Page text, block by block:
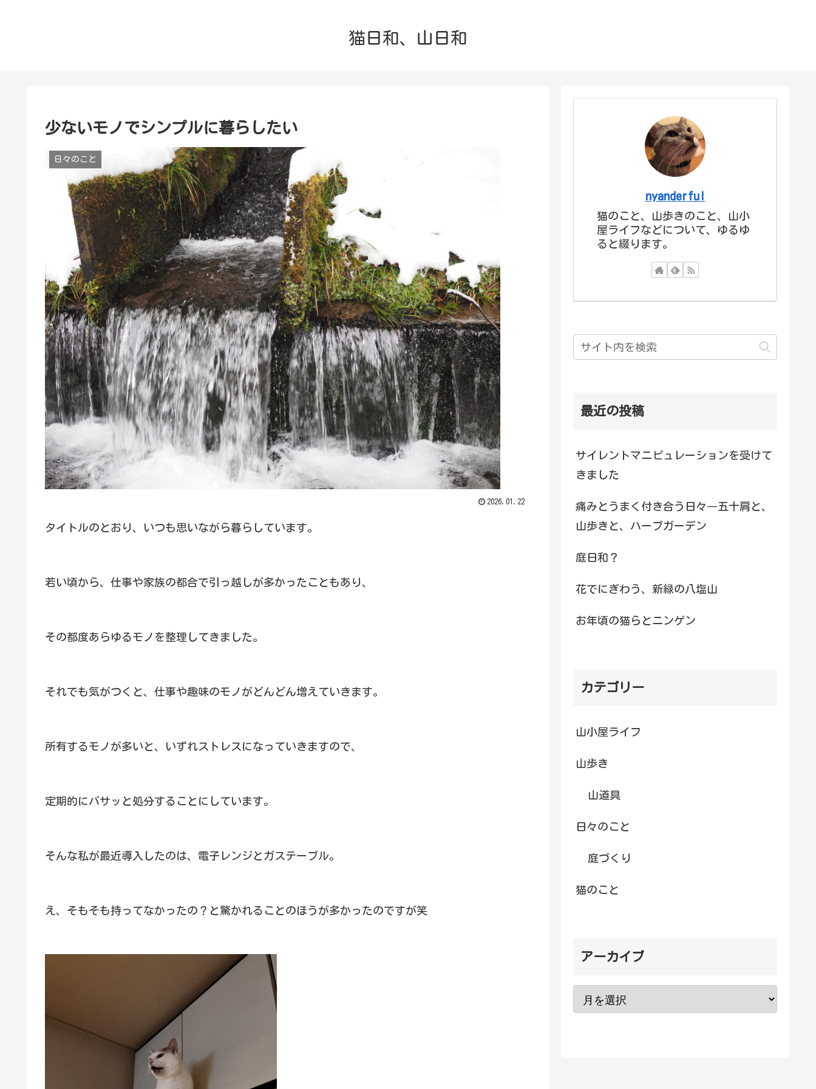
猫日和、山日和
少ないモノでシンプルに暮らしたい
日々のこと
2026.01.22
タイトルのとおり、いつも思いながら暮らしています。
若い頃から、仕事や家族の都合で引っ越しが多かったこともあり、
その都度あらゆるモノを整理してきました。
それでも気がつくと、仕事や趣味のモノがどんどん増えていきます。
所有するモノが多いと、いずれストレスになっていきますので、
定期的にバサッと処分することにしています。
そんな私が最近導入したのは、電子レンジとガステーブル。
え、そもそも持ってなかったの？と驚かれることのほうが多かったのですが笑
nyanderful
猫のこと、山歩きのこと、山小
屋ライフなどについて、ゆるゆ
ると綴ります。
最近の投稿
サイレントマニピュレーションを受けて
きました
痛みとうまく付き合う日々―五十肩と、
山歩きと、ハーブガーデン
庭日和？
花でにぎわう、新緑の八塩山
お年頃の猫らとニンゲン
カテゴリー
山小屋ライフ
山歩き
山道具
日々のこと
庭づくり
猫のこと
アーカイブ